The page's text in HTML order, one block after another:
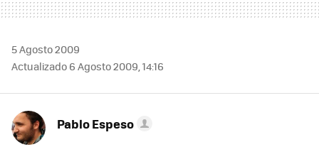
5 Agosto 2009
Actualizado 6 Agosto 2009, 14:16
Pablo Espeso